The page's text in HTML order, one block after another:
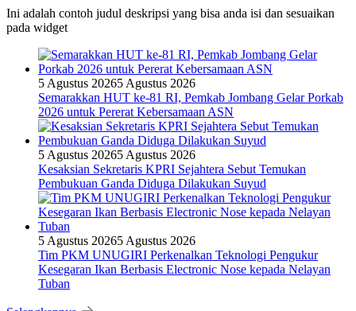
Ini adalah contoh judul deskripsi yang bisa anda isi dan sesuaikan
pada widget
5 Agustus 20265 Agustus 2026
Semarakkan HUT ke-81 RI, Pemkab Jombang Gelar Porkab
2026 untuk Pererat Kebersamaan ASN
5 Agustus 20265 Agustus 2026
Kesaksian Sekretaris KPRI Sejahtera Sebut Temukan
Pembukuan Ganda Diduga Dilakukan Suyud
5 Agustus 20265 Agustus 2026
Tim PKM UNUGIRI Perkenalkan Teknologi Pengukur
Kesegaran Ikan Berbasis Electronic Nose kepada Nelayan
Tuban